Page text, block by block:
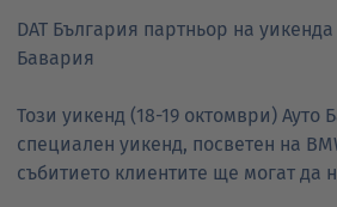
DAT България партньор на уикенда
Бавария
Този уикенд (18-19 октомври) Ауто
специален уикенд, посветен на
събитието клиентите ще могат да